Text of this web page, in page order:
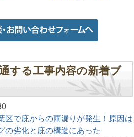
する工事内容の新着ブ
区で庇からの雨漏りが発生！原因は
の劣化と庇の構造にあった